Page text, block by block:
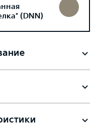
(DNN)